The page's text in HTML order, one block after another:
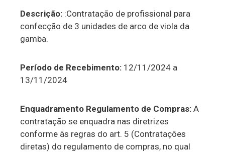
Descrição: :Contratação de profissional para
confecção de 3 unidades de arco de viola da
gamba.
Período de Recebimento: 12/11/2024 a
13/11/2024
Enquadramento Regulamento de Compras:A
contratação se enquadra nas diretrizes
conforme às regras do art. 5 (Contratações
diretas) do regulamento de compras, no qual